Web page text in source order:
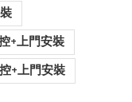
+上門安裝
+上門安裝